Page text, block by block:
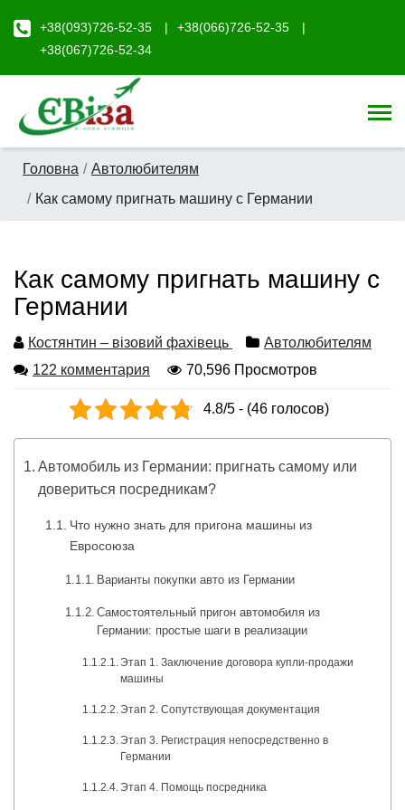
+38(093)726-52-35
+38(066)726-52-35
+38(067)726-52-34
Головна
Автолюбителям
Как самому пригнать машину с Германии
Как самому пригнать машину с
Германии
Костянтин – візовий фахівець
Автолюбителям
122 комментария
70,596 Просмотров
4.8/5 - (46 голосов)
Автомобиль из Германии: пригнать самому или
довериться посредникам?
Что нужно знать для пригона машины из
Евросоюза
Варианты покупки авто из Германии
Самостоятельный пригон автомобиля из
Германии: простые шаги в реализации
Этап 1. Заключение договора купли-продажи
машины
Этап 2. Сопутствующая документация
Этап 3. Регистрация непосредственно в
Германии
Этап 4. Помощь посредника